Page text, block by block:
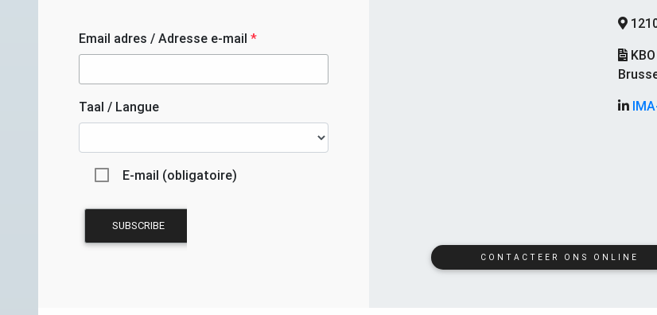
Email adres / Adresse e-mail *
Taal / Langue
E-mail (obligatoire)
CONTACTEER ONS ONLINE